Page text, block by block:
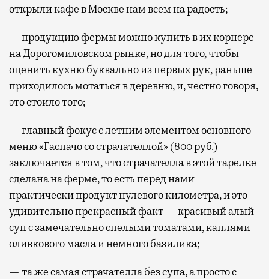
открыли кафе в Москве нам всем на радость;
— продукцию фермы можно купить в их корнере
на Дорогомиловском рынке, но для того, чтобы
оценить кухню буквально из первых рук, раньше
приходилось мотаться в деревню, и, честно говоря,
это стоило того;
— главный фокус с летним элементом основного
меню «Гаспачо со страчателлой» (800 руб.)
заключается в том, что страчателла в этой тарелке
сделана на ферме, то есть перед нами
практически продукт нулевого километра, и это
удивительно прекрасный факт — красивый алый
суп с замечательно спелыми томатами, каплями
оливкового масла и немного базилика;
— та же самая страчателла без супа, а просто с